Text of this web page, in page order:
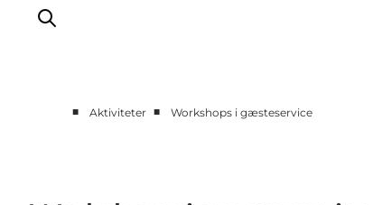
■ Aktiviteter ■ Workshops i gæsteservice